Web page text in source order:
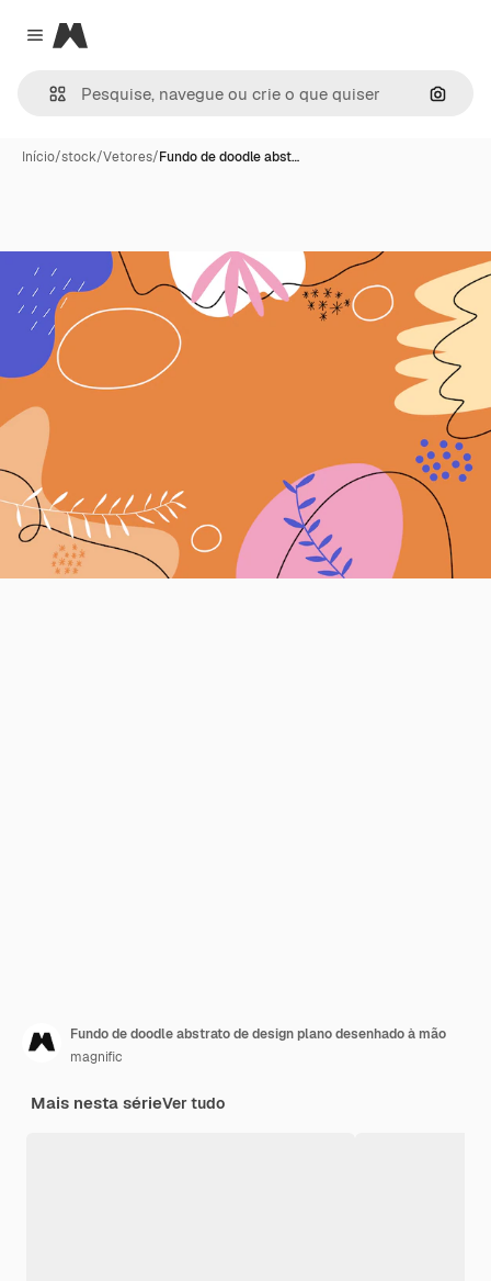
Close menu
Magnific
Início/stock/Vetores/Fundo de doodle abst…
Fundo de doodle abstrato de design plano desenhado à mão
magnific
Mais nesta sérieVer tudo